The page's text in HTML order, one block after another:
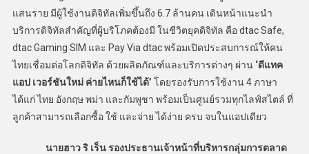
แสนราย มีผู้ใช้งานดิจิทัลเพิ่มขึ้นถึง 6.7 ล้านคน เดินหน้าแนะนำ
บริการดิจิทัลสำคัญที่ผู้บริโภคต้องมี ในชีวิตยุคดิจิทัล คือ dtac Safe,
dtac Gaming SIM และ Pay Via dtac พร้อมเปิดประสบการณ์ให้คน
ไทยเชื่อมต่อโลกดิจิทัล ด้วยผลิตภัณฑ์และบริการต่างๆ ผ่าน ‘ดีแทค
แอป เวอร์ชันใหม่ ค่ายไหนก็ใช้ได้’ โดยรองรับการใช้งาน 4 ภาษา
ได้แก่ ไทย อังกฤษ พม่า และกัมพูชา พร้อมเป็นศูนย์รวมทุกไลฟ์สไตล์ ที่
ลูกค้าสามารถเลือกซื้อ ใช้ และจ่าย ได้ง่าย ครบ จบในแอปเดียว
นายฮาว ริ เร็น รองประธานเจ้าหน้าที่บริหารกลุ่มการตลาด